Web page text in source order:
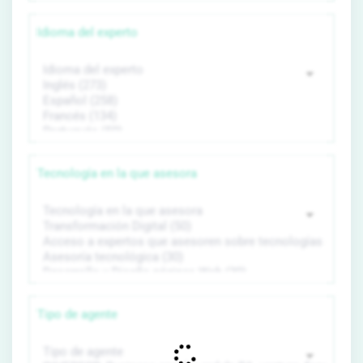
Idioma del experto
Tecnología en la que asesora
Tipo de agente